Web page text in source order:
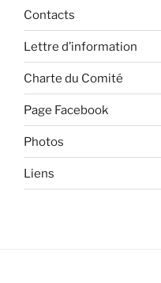
Contacts
Lettre d’information
Charte du Comité
Page Facebook
Photos
Liens